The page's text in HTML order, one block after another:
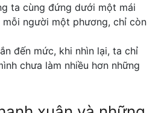
ta cùng đứng dưới một mái
người một phương, chỉ còn
đến mức, khi nhìn lại, ta chỉ
chưa làm nhiều hơn những